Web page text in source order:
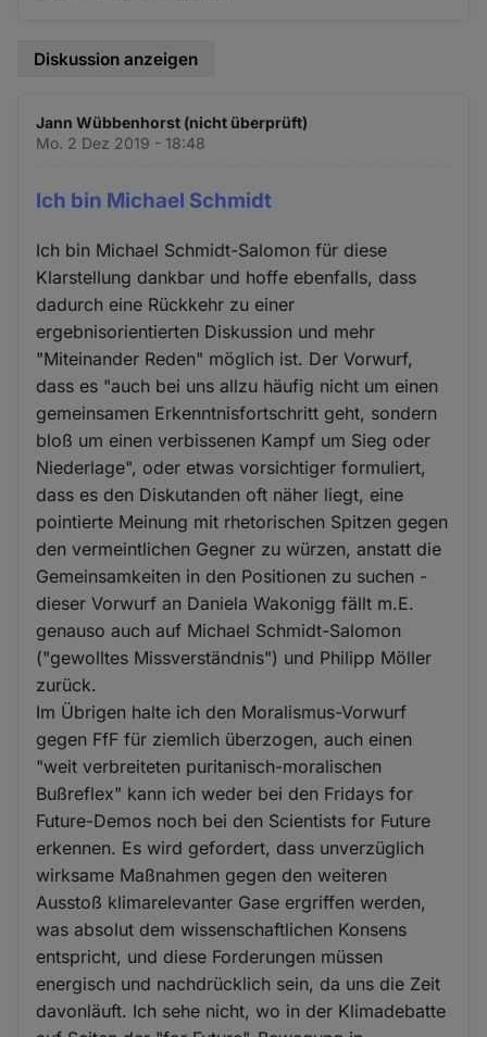
Diskussion anzeigen
Jann Wübbenhorst (nicht überprüft)
Mo. 2 Dez 2019 - 18:48
Ich bin Michael Schmidt
Ich bin Michael Schmidt-Salomon für diese
Klarstellung dankbar und hoffe ebenfalls, dass
dadurch eine Rückkehr zu einer
ergebnisorientierten Diskussion und mehr
"Miteinander Reden" möglich ist. Der Vorwurf,
dass es "auch bei uns allzu häufig nicht um einen
gemeinsamen Erkenntnisfortschritt geht, sondern
bloß um einen verbissenen Kampf um Sieg oder
Niederlage", oder etwas vorsichtiger formuliert,
dass es den Diskutanden oft näher liegt, eine
pointierte Meinung mit rhetorischen Spitzen gegen
den vermeintlichen Gegner zu würzen, anstatt die
Gemeinsamkeiten in den Positionen zu suchen -
dieser Vorwurf an Daniela Wakonigg fällt m.E.
genauso auch auf Michael Schmidt-Salomon
("gewolltes Missverständnis") und Philipp Möller
zurück.
Im Übrigen halte ich den Moralismus-Vorwurf
gegen FfF für ziemlich überzogen, auch einen
"weit verbreiteten puritanisch-moralischen
Bußreflex" kann ich weder bei den Fridays for
Future-Demos noch bei den Scientists for Future
erkennen. Es wird gefordert, dass unverzüglich
wirksame Maßnahmen gegen den weiteren
Ausstoß klimarelevanter Gase ergriffen werden,
was absolut dem wissenschaftlichen Konsens
entspricht, und diese Forderungen müssen
energisch und nachdrücklich sein, da uns die Zeit
davonläuft. Ich sehe nicht, wo in der Klimadebatte